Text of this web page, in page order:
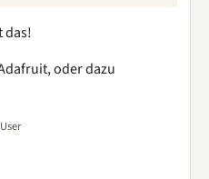
das!
oder dazu